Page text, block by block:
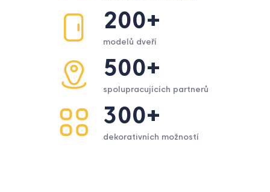
200+
modelů dveří
500+
spolupracujících partnerů
300+
dekorativních možností